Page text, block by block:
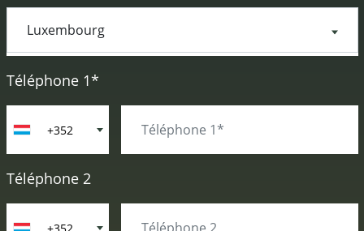
Téléphone 1*
+352
Téléphone 2
+352